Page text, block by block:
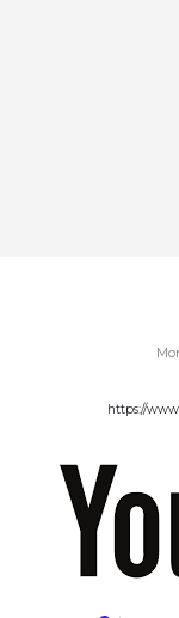
https://